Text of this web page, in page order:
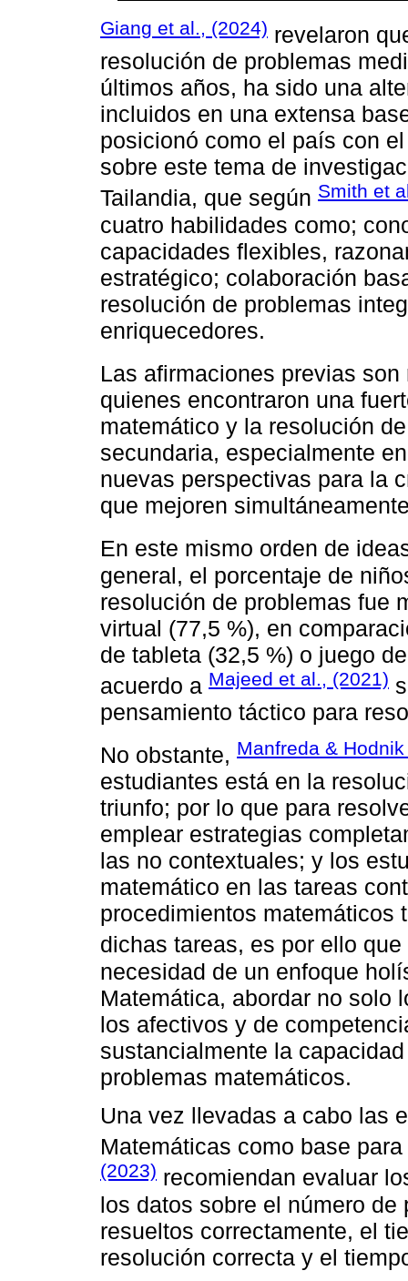
Giang et al., (2024) revelaron
resolución de problemas
últimos años, ha sido una
incluidos en una extensa
posicionó como el país con
sobre este tema de
Tailandia, que según Smith et
cuatro habilidades como;
capacidades flexibles,
estratégico; colaboración
resolución de problemas
enriquecedores.
Las afirmaciones previas
quienes encontraron una
matemático y la resolución
secundaria, especialmente
nuevas perspectivas para la
que mejoren
En este mismo orden de
general, el porcentaje de
resolución de problemas fue
virtual (77,5 %), en
de tableta (32,5 %) o juego
acuerdo a Majeed et al., (2021)
pensamiento táctico para
No obstante, Manfreda &
estudiantes está en la
triunfo; por lo que para
emplear estrategias
las no contextuales; y los
matemático en las tareas
procedimientos matemáticos
dichas tareas, es por ello que
necesidad de un enfoque
Matemática, abordar no solo
los afectivos y de
sustancialmente la
problemas matemáticos.
Una vez llevadas a cabo las
Matemáticas como base
(2023) recomiendan evaluar
los datos sobre el número
resueltos correctamente, el
resolución correcta y el